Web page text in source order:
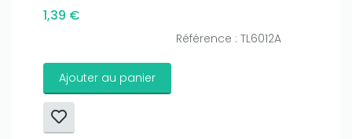
1,39 €
Référence : TL6012A
Ajouter au panier